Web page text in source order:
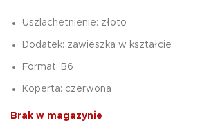
Uszlachetnienie: złoto
Dodatek: zawieszka w kształcie
Format: B6
Koperta: czerwona
Brak w magazynie